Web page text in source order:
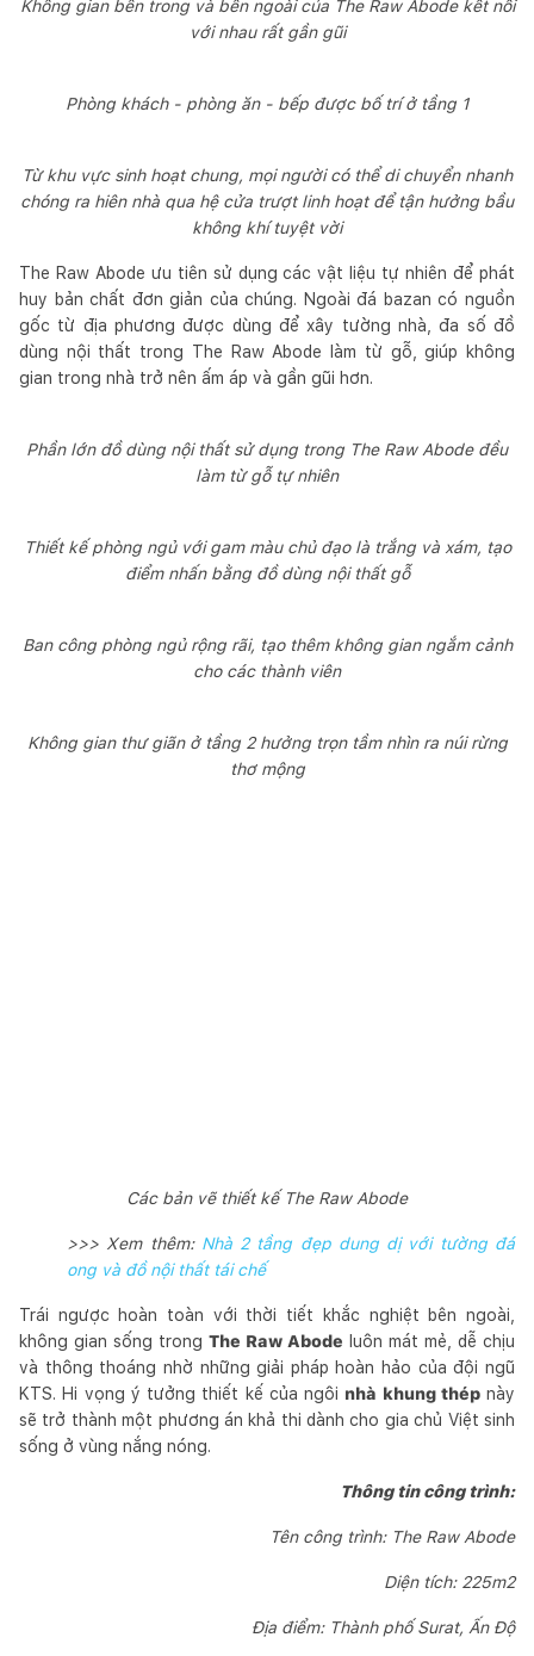
Không gian bên trong và bên ngoài của The Raw Abode kết nối
với nhau rất gần gũi
Phòng khách - phòng ăn - bếp được bố trí ở tầng 1
Từ khu vực sinh hoạt chung, mọi người có thể di chuyển nhanh
chóng ra hiên nhà qua hệ cửa trượt linh hoạt để tận hưởng bầu
không khí tuyệt vời
The Raw Abode ưu tiên sử dụng các vật liệu tự nhiên để phát
huy bản chất đơn giản của chúng. Ngoài đá bazan có nguồn
gốc từ địa phương được dùng để xây tường nhà, đa số đồ
dùng nội thất trong The Raw Abode làm từ gỗ, giúp không
gian trong nhà trở nên ấm áp và gần gũi hơn.
Phần lớn đồ dùng nội thất sử dụng trong The Raw Abode đều
làm từ gỗ tự nhiên
Thiết kế phòng ngủ với gam màu chủ đạo là trắng và xám, tạo
điểm nhấn bằng đồ dùng nội thất gỗ
Ban công phòng ngủ rộng rãi, tạo thêm không gian ngắm cảnh
cho các thành viên
Không gian thư giãn ở tầng 2 hưởng trọn tầm nhìn ra núi rừng
thơ mộng
Các bản vẽ thiết kế The Raw Abode
>>> Xem thêm: Nhà 2 tầng đẹp dung dị với tường đá
ong và đồ nội thất tái chế
Trái ngược hoàn toàn với thời tiết khắc nghiệt bên ngoài,
không gian sống trong The Raw Abode luôn mát mẻ, dễ chịu
và thông thoáng nhờ những giải pháp hoàn hảo của đội ngũ
KTS. Hi vọng ý tưởng thiết kế của ngôi nhà khung thépnày
sẽ trở thành một phương án khả thi dành cho gia chủ Việt sinh
sống ở vùng nắng nóng.
Thông tin công trình:
Tên công trình: The Raw Abode
Diện tích: 225m2
Địa điểm: Thành phố Surat, Ấn Độ